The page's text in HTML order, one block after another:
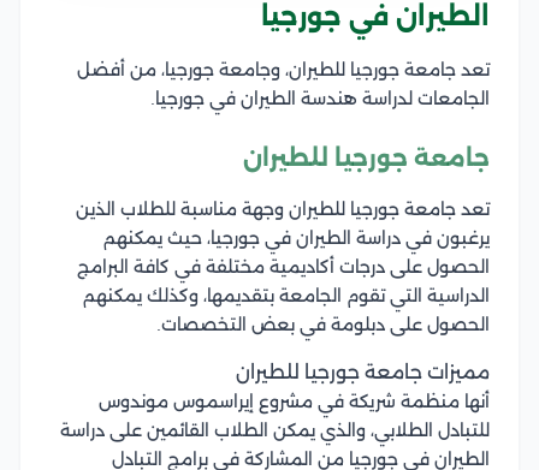
الطيران في جورجيا
تعد جامعة جورجيا للطيران، وجامعة جورجيا، من أفضل
الجامعات لدراسة هندسة الطيران في جورجيا.
جامعة جورجيا للطيران
تعد جامعة جورجيا للطيران وجهة مناسبة للطلاب الذين
يرغبون في دراسة الطيران في جورجيا، حيث يمكنهم
الحصول على درجات أكاديمية مختلفة في كافة البرامج
الدراسية التي تقوم الجامعة بتقديمها، وكذلك يمكنهم
الحصول على دبلومة في بعض التخصصات.
مميزات جامعة جورجيا للطيران
أنها منظمة شريكة في مشروع إيراسموس موندوس
للتبادل الطلابي، والذي يمكن الطلاب القائمين على دراسة
الطيران في جورجيا من المشاركة في برامج التبادل